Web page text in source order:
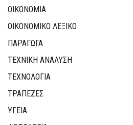
ΟΙΚΟΝΟΜΙΑ
ΟΙΚΟΝΟΜΙΚΟ ΛΕΞΙΚΟ
ΠΑΡΑΓΩΓΑ
ΤΕΧΝΙΚΗ ΑΝΑΛΥΣΗ
ΤΕΧΝΟΛΟΓΙΑ
ΤΡΆΠΕΖΕΣ
ΥΓΕΙΑ